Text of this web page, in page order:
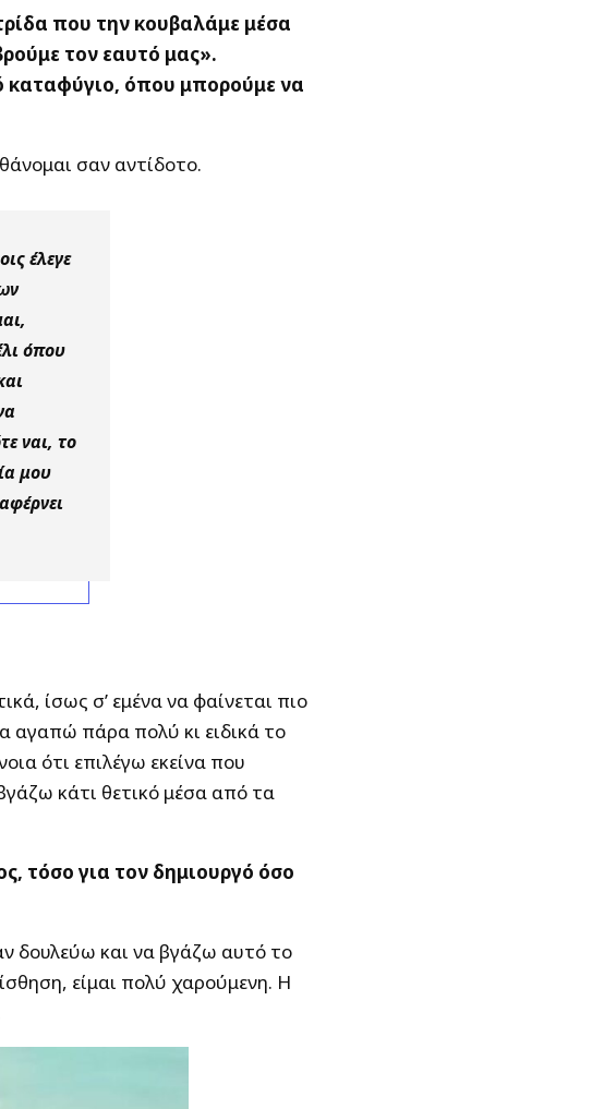
που την κουβαλάμε μέσα
τον εαυτό μας».
καταφύγιο, όπου μπορούμε να
σαν αντίδοτο.
έλεγε
όπου
ναι, το
μου
ίσως σ’ εμένα να φαίνεται πιο
αγαπώ πάρα πολύ κι ειδικά το
ότι επιλέγω εκείνα που
κάτι θετικό μέσα από τα
τόσο για τον δημιουργό όσο
δουλεύω και να βγάζω αυτό το
είμαι πολύ χαρούμενη. Η